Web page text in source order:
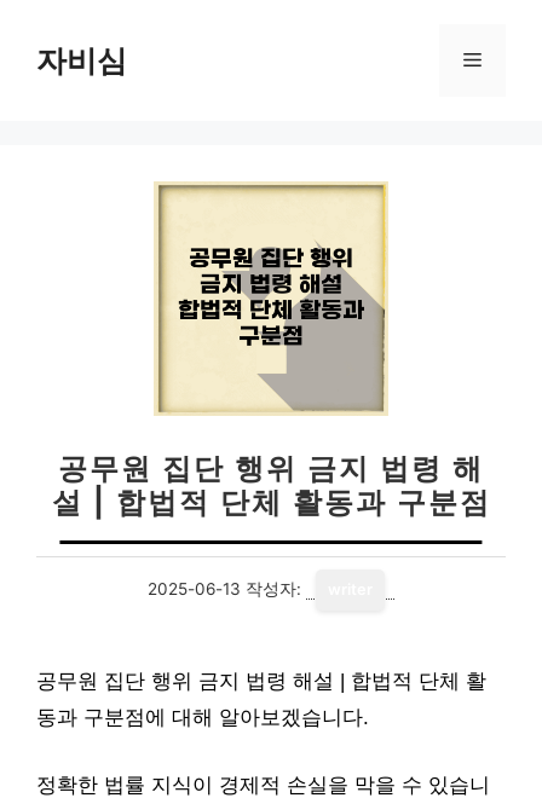
자비심 메
공무원 집단 행위 금지 법령 해
설 | 합법적 단체 활동과 구분점
2025-06-13 작성자:
공무원 집단 행위 금지 법령 해설 | 합법적 단체 활
동과 구분점에 대해 알아보겠습니다.
정확한 법률 지식이 경제적 손실을 막을 수 있습니